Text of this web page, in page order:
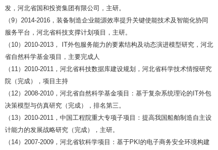
发，河北省国和投资集团有限公司，主研。
（9） 2014-2016 ，装备制造企业能源效率提升关键使能技术及智能化协同
服务平台，河北省科技支撑计划项目，主研。
（ 10） 2010-2013 ， IT外包服务能力的要素结构及动态演进模型研究，河北
省自然科学基金项目，主要完成人
（ 11） 2010-2011 ，河北省科技数据库建设规划，河北省科学技术情报研究
院（完成），项目主持
（ 12） 2008-2010 ，河北省自然科学基金项目：基于复杂系统理论的 IT外包
决策模型与仿真研究（完成），排名第三。
（ 13） 2010-2011 ，中国工程院重大专项子项目：提高我国船舶制造自主设
计能力的发展战略研究（完成），主研。
（ 14） 2007-2009 ，河北省软科学项目：基于PKI 的电子商务安全环境构建